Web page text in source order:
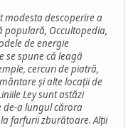
modesta descoperire a
populară, Occultopedia,
de energie
se spune că leagă
cercuri de piatră,
și alte locații de
Ley sunt astăzi
de-a lungul cărora
farfurii zburătoare. Alții